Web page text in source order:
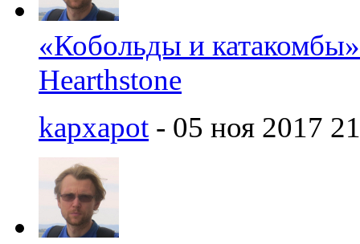
«Кобольды и
Hearthstone
kapxapot - 05 ноя 2017